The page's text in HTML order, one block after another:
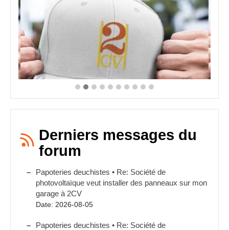
Derniers messages du
forum
Papoteries deuchistes • Re: Société de
photovoltaïque veut installer des panneaux sur mon
garage à 2CV
Date: 2026-08-05
Papoteries deuchistes • Re: Société de